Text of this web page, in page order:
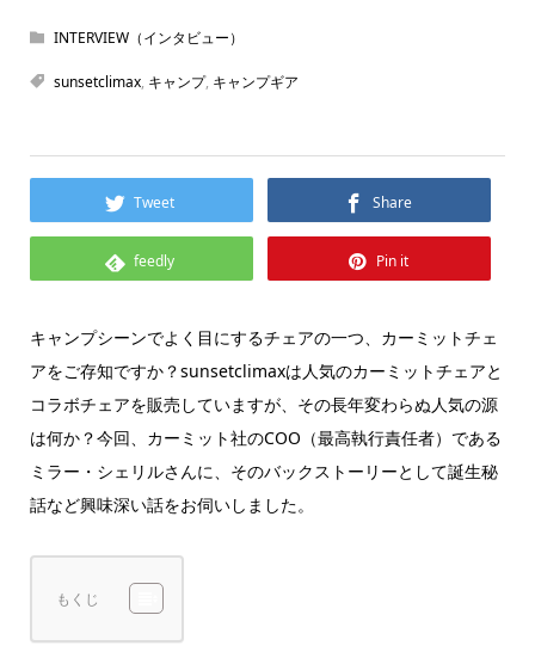
INTERVIEW（インタビュー）
sunsetclimax, キャンプ, キャンプギア
Tweet Share
feedly Pin it
キャンプシーンでよく目にするチェアの一つ、カーミットチェ
アをご存知ですか？sunsetclimaxは人気のカーミットチェアと
コラボチェアを販売していますが、その長年変わらぬ人気の源
は何か？今回、カーミット社のCOO（最高執行責任者）である
ミラー・シェリルさんに、そのバックストーリーとして誕生秘
話など興味深い話をお伺いしました。
もくじ